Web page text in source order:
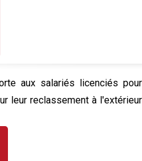
aux salariés licenciés pour
leur reclassement à l'extérieur